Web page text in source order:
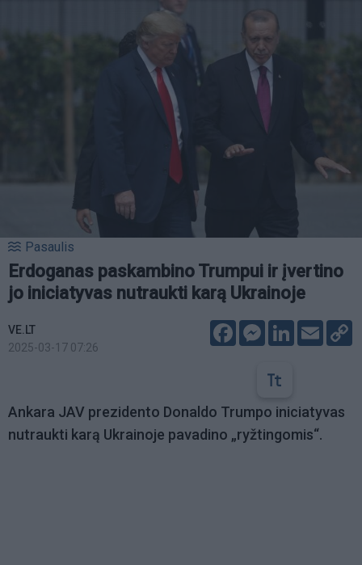
Pasaulis
Erdoganas paskambino Trumpui ir įvertino
jo iniciatyvas nutraukti karą Ukrainoje
VE.LT
2025-03-17 07:26
FacebookMessenger
LinkedIn
Email
Ankara JAV prezidento Donaldo Trumpo iniciatyvas
nutraukti karą Ukrainoje pavadino „ryžtingomis“.